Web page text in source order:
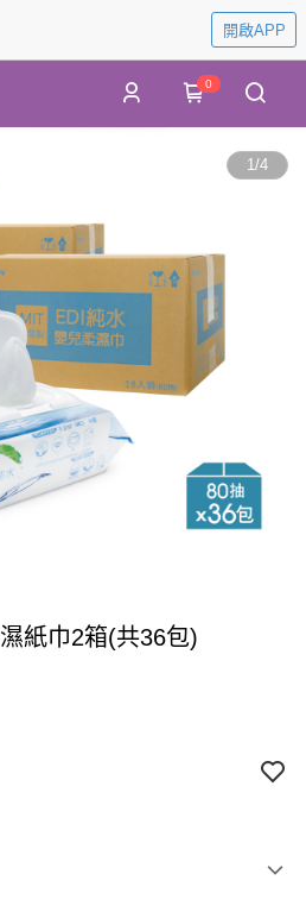
開啟APP
0
1/4
紙巾2箱(共36包)